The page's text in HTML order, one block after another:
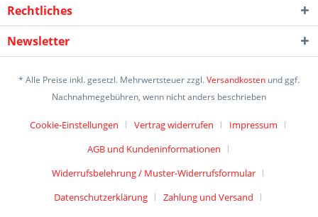
Rechtliches
Newsletter
* Alle Preise inkl. gesetzl. Mehrwertsteuer zzgl.Versandkosten und ggf.
Nachnahmegebühren, wenn nicht anders beschrieben
Cookie-Einstellungen Vertrag widerrufen
Impressum
AGB und Kundeninformationen
Widerrufsbelehrung / Muster-Widerrufsformular
Datenschutzerklärung
Zahlung und Versand